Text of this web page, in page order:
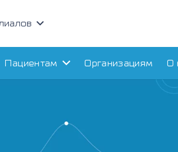
Пациентам Организациям О